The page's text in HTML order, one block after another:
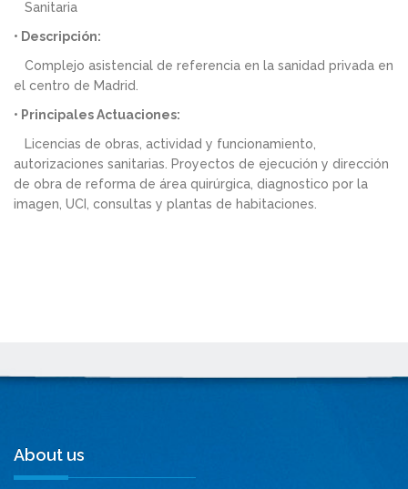
Sanitaria
• Descripción:
Complejo asistencial de referencia en la sanidad privada en
el centro de Madrid.
• Principales Actuaciones:
Licencias de obras, actividad y funcionamiento,
autorizaciones sanitarias. Proyectos de ejecución y dirección
de obra de reforma de área quirúrgica, diagnostico por la
imagen, UCI, consultas y plantas de habitaciones.
About us